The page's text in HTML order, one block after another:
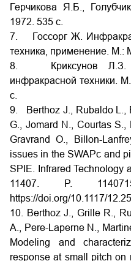
Герчикова Я.Б.,
1972. 535 с.
7. Госсорг Ж.
техника, применение. М.:
8. Криксунов Л.З.
инфракрасной техники.
с.
9. Berthoz J., Rubaldo L.,
G., Jomard N., Courtas S.,
Gravrand O., Billon-
issues in the SWAPc and
SPIE. Infrared Technology
11407. P.
https://doi.org/10.1117/
10. Berthoz J., Grille R.,
A., Pere-Laperne N.,
Modeling and
response at small pitch on